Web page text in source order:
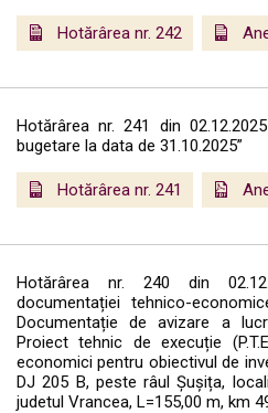
Hotărârea nr. 242
Hotărârea nr. 241 din
bugetare la data de 31.10.2025”
Hotărârea nr. 241
Hotărârea nr. 240 din
documentației tehnico-
Documentație de avizare a
Proiect tehnic de execuție
economici pentru obiectivul de
DJ 205 B, peste râul Șușița,
judetul Vrancea, L=155,00 m, km